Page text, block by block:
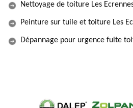
Nettoyage de toiture Les
Peinture sur tuile et toiture Les
Dépannage pour urgence fuite